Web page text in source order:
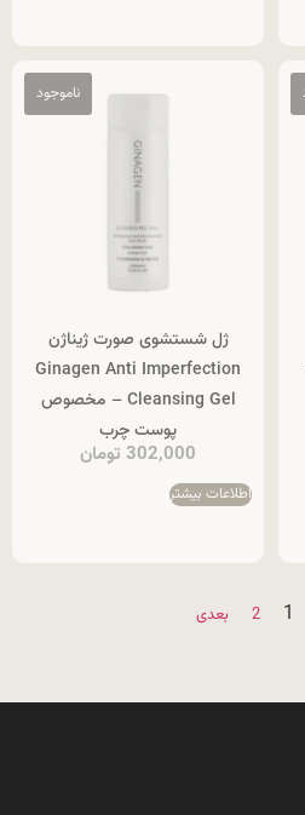
ژل شستشوی صورت ژیناژن
Ginagen Anti Imperfection
Cleansing Gel – مخصوص
پوست چرب
302,000 تومان
اطلاعات بیشتر
1
2 بعدی